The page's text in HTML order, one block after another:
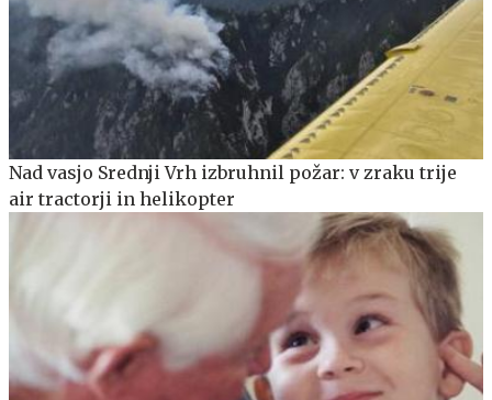
Nad vasjo Srednji Vrh izbruhnil požar: v zraku trije
air tractorji in helikopter